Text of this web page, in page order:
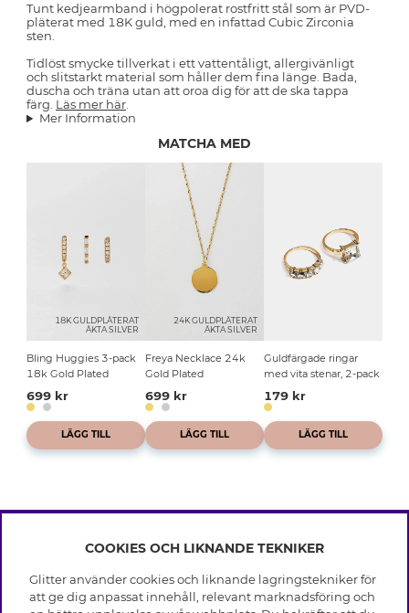
Tunt kedjearmband i högpolerat rostfritt stål som är PVD-
pläterat med 18K guld, med en infattad Cubic Zirconia
sten.
Tidlöst smycke tillverkat i ett vattentåligt, allergivänligt
och slitstarkt material som håller dem fina länge. Bada,
duscha och träna utan att oroa dig för att de ska tappa
färg. Läs mer här
Mer Information
MATCHA MED
18K GULDPLÄTERAT
ÄKTA SILVER
Bling Huggies 3-pack
18k Gold Plated
699 kr
LÄGG TILL
24K GULDPLÄTERAT
ÄKTA SILVER
Freya Necklace 24k
Gold Plated
699 kr
LÄGG TILL
Guldfärgade ringar
med vita stenar, 2-pack
179 kr
LÄGG TILL
INFO
Leverans
Villkor
OM GLITTER
COOKIES OCH LIKNANDE TEKNIKER
Glitter använder cookies och liknande lagringstekniker för
att ge dig anpassat innehåll, relevant marknadsföring och